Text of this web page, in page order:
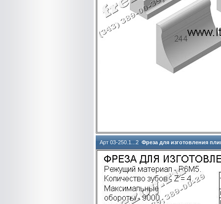
Арт 03-250.1...2 Фреза для изготовления